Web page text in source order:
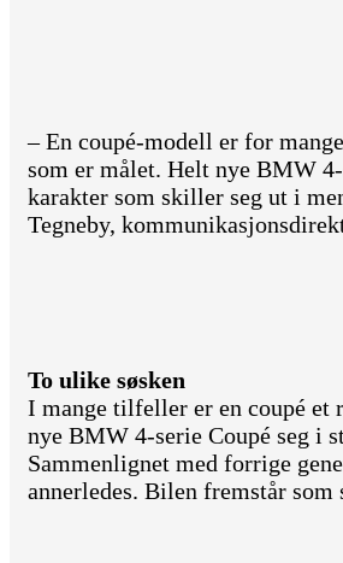
– En coupé-modell er for
som er målet. Helt nye BMW
karakter som skiller seg ut i
Tegneby,
To ulike søsken
I mange tilfeller er en coupé et
nye BMW 4-serie Coupé seg i
Sammenlignet med forrige
annerledes. Bilen fremstår som